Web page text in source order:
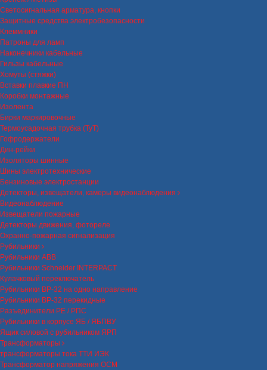
Светосигнальная арматура, кнопки
Защитные средства электробезопасности
Клеммники
Патроны для ламп
Наконечники кабельные
Гильзы кабельные
Хомуты (стяжки)
Вставки плавкие ПН
Коробки монтажные
Изолента
Бирки маркировочные
Термоусадочная трубка (ТуТ)
Гофродержатели
Дин-рейки
Изоляторы шинные
Шины электротехнические
Бензиновые электростанции
Детекторы, извещатели, камеры видеонаблюдения
Видеонаблюдение
Извещатели пожарные
Детекторы движения, фотореле
Охранно-пожарная сигнализация
Рубильники
Рубильники ABB
Рубильники Schneider INTERPACT
Кулачковый переключатель
Рубильники ВР-32 на одно направление
Рубильники ВР-32 перекидные
Разъединители РЕ / РПС
Рубильники в корпусе ЯБ / ЯБПВУ
Ящик силовой с рубильником ЯРП
Трансформаторы
трансформаторы тока ТТИ ИЭК
Трансформатор напряжения ОСМ